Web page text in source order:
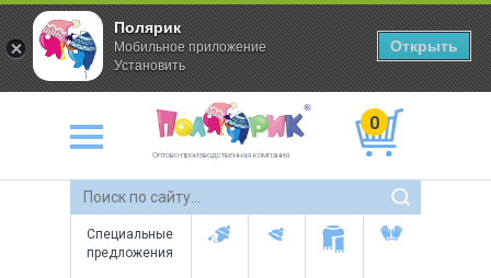
Оптово-производственная компания
0
Специальные
предложения
Полярик
Мобильное приложение
Установить
Открыть